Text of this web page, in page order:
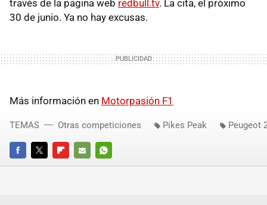
través de la pagina web redbull.tv. La cita, el próximo
30 de junio. Ya no hay excusas.
Más información en Motorpasión F1
FACEBOOKTWITTERFLIPBOARD
E-
WHATSAPP
TEMAS Otras competiciones Pikes Peak Peugeot